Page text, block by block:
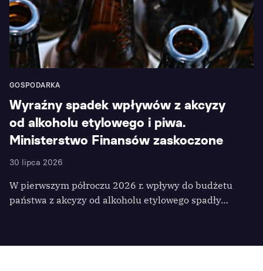
GOSPODARKA
Wyraźny spadek wpływów z akcyzy
od alkoholu etylowego i piwa.
Ministerstwo Finansów zaskoczone
30 lipca 2026
W pierwszym półroczu 2026 r. wpływy do budżetu
państwa z akcyzy od alkoholu etylowego spadły…